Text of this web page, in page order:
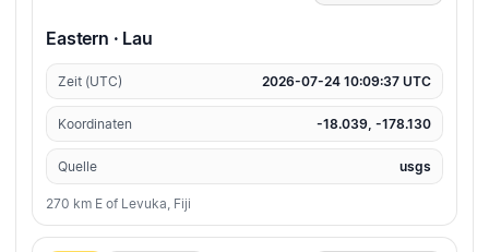
Eastern · Lau
Zeit (UTC) 2026-07-24 10:09:37 UTC
Koordinaten -18.039, -178.130
Quelle usgs
270 km E of Levuka, Fiji